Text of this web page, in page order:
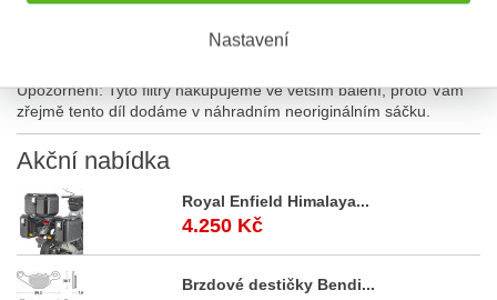
Nastavení
Typ filtru
Upozornění:Tyto filtry nakupujeme ve větším balení, proto Vám
zřejmě tento díl dodáme v náhradním neoriginálním sáčku.
Akční nabídka
Royal Enfield Himalaya...
4.250 Kč
Brzdové destičky Bendi...